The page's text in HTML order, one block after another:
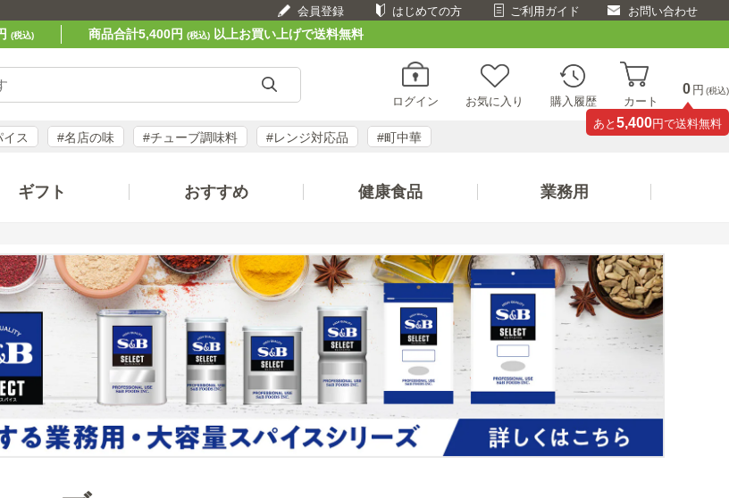
会員登録 はじめての方 ご利用ガイド お問い合わせ
(税込) 商品合計5,400円 (税込)以上お買い上げで送料無料
ログイン お気に入り 購入履歴 カート
0 円 (税込)
あと 5,400円で送料無料
ス #名店の味 #チューブ調味料 #レンジ対応品 #町中華
ギフト おすすめ 健康食品 業務用